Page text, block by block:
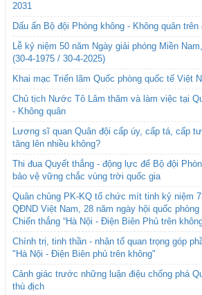
2031
Dấu ấn Bộ đội Phòng không - Không quân
Lễ kỷ niệm 50 năm Ngày giải phóng Miền
(30-4-1975 / 30-4-2025)
Khai mạc Triển lãm Quốc phòng quốc tế Việt
Chủ tịch Nước Tô Lâm thăm và làm việc tại
- Không quân
Lương sĩ quan Quân đội cấp úy, cấp tá, cấp
tăng lên nhiều không?
Thi đua Quyết thắng - động lực để Bộ đội
bảo vệ vững chắc vùng trời quốc gia
Quân chủng PK-KQ tổ chức mít tinh kỷ niệm
QĐND Việt Nam, 28 năm ngày hội quốc
Chiến thắng “Hà Nội - Điện Biên Phủ trên
Chính trị, tinh thần - nhân tố quan trọng góp
"Hà Nội - Điện Biên phủ trên không"
Cảnh giác trước những luận điệu chống phá
thù địch